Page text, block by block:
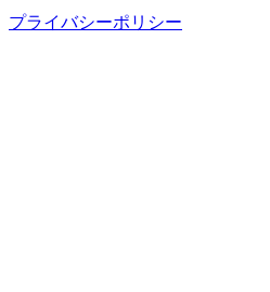
プライバシーポリシー